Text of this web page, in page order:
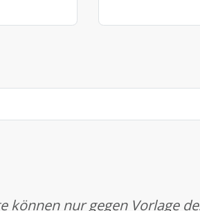
können nur gegen Vorlage